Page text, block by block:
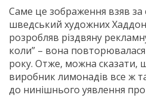
Саме це зображення взяв за
шведський художних
розробляв різдвяну
коли” – вона
року. Отже, можна сказати,
виробник лимонадів все ж
до нинішнього уявлення